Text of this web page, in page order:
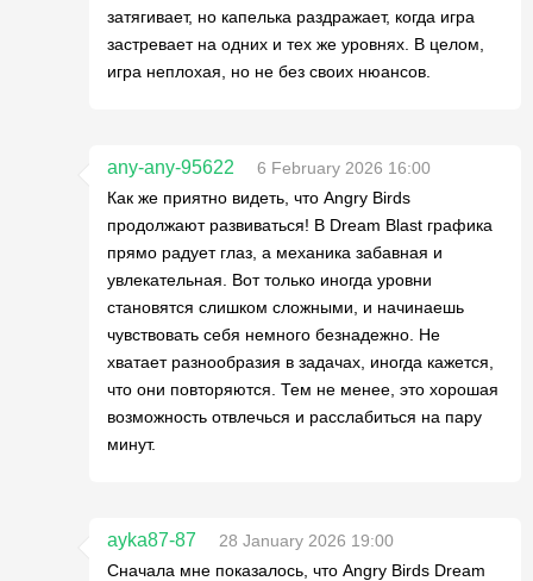
затягивает, но капелька раздражает, когда игра
застревает на одних и тех же уровнях. В целом,
игра неплохая, но не без своих нюансов.
any-any-95622
6 February 2026 16:00
Как же приятно видеть, что Angry Birds
продолжают развиваться! В Dream Blast графика
прямо радует глаз, а механика забавная и
увлекательная. Вот только иногда уровни
становятся слишком сложными, и начинаешь
чувствовать себя немного безнадежно. Не
хватает разнообразия в задачах, иногда кажется,
что они повторяются. Тем не менее, это хорошая
возможность отвлечься и расслабиться на пару
минут.
ayka87-87
28 January 2026 19:00
Сначала мне показалось, что Angry Birds Dream